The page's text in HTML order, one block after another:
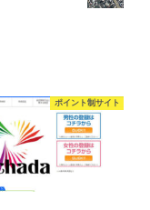
ポイント制サイト